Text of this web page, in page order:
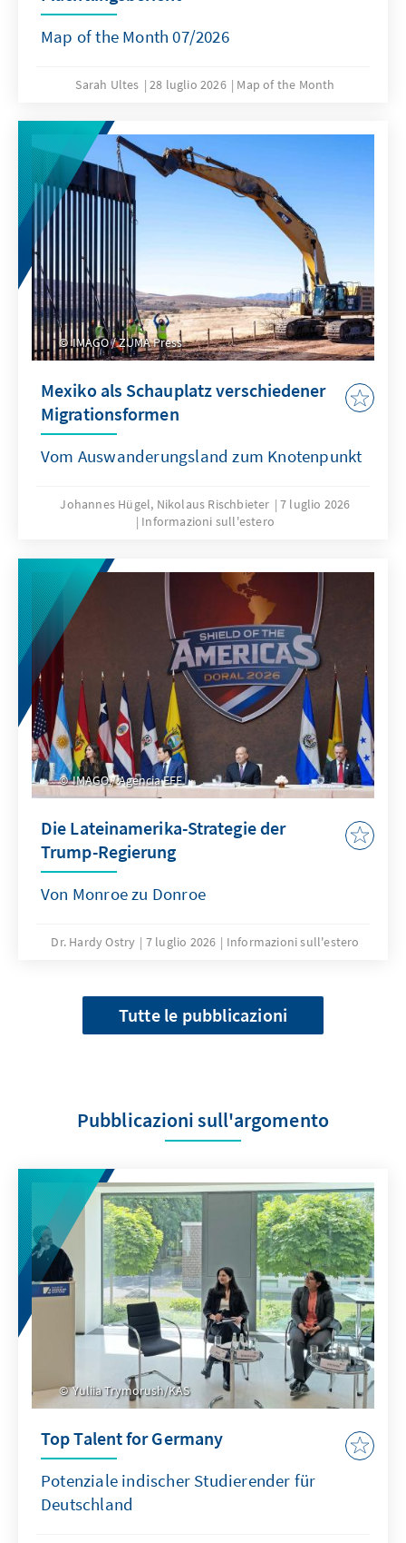
Map of the Month 07/2026
Sarah Ultes 28 luglio 2026 Map of the Month
IMAGO / ZUMA Press
Mexiko als Schauplatz verschiedener
Migrationsformen
Vom Auswanderungsland zum Knotenpunkt
Johannes Hügel, Nikolaus Rischbieter
7 luglio 2026
Informazioni sull'estero
IMAGO / Agencia EFE
Die Lateinamerika-Strategie der
Trump-Regierung
Von Monroe zu Donroe
Dr. Hardy Ostry 7 luglio 2026 Informazioni sull'estero
Tutte le pubblicazioni
Pubblicazioni sull'argomento
Yuliia Trymorush/KAS
Top Talent for Germany
Potenziale indischer Studierender für
Deutschland